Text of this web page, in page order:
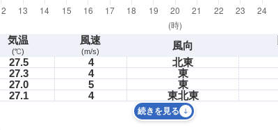
気温
(℃)
風速
(m/s) 風向
27.5 4 北東
27.3 4 東
27.0 5 東
27.1 4 東北東
続きを見る